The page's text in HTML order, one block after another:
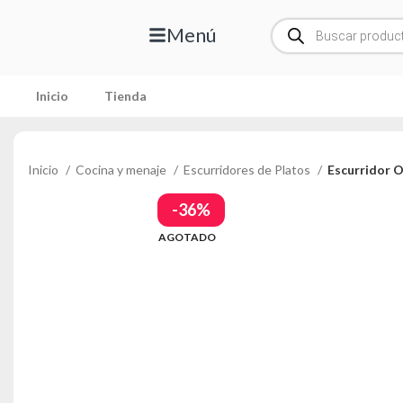
Menú
Inicio Tienda
Inicio Cocina y menaje Escurridores de Platos Escurridor
-36%
AGOTADO